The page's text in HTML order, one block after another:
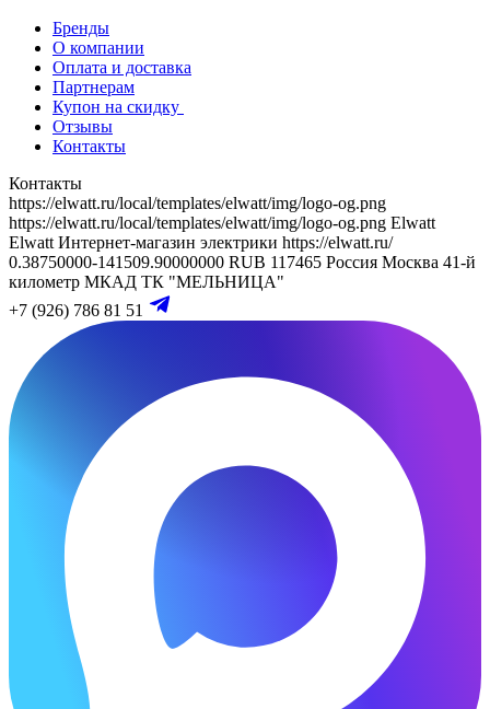
Бренды
О компании
Оплата и доставка
Партнерам
Купон на скидку
Отзывы
Контакты
Контакты
https://elwatt.ru/local/templates/elwatt/img/logo-og.png
https://elwatt.ru/local/templates/elwatt/img/logo-og.png Elwatt
Elwatt Интернет-магазин электрики https://elwatt.ru/
0.38750000-141509.90000000 RUB 117465 Россия Москва 41-й
километр МКАД ТК "МЕЛЬНИЦА"
+7 (926) 786 81 51